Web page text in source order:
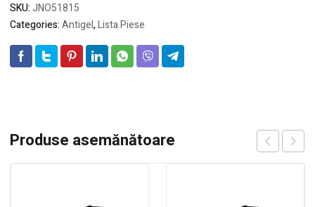
SKU:JNO51815
Categories:Antigel,Lista Piese
Produse asemănătoare